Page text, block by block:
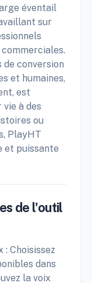
éventail
sur
conversion
et humaines,
est
à des
ou
PlayHT
et puissante
de l'outil
: Choisissez
dans
la voix